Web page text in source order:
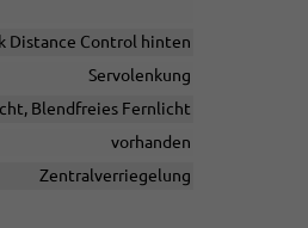
Distance Control hinten
Servolenkung
Blendfreies Fernlicht
vorhanden
Zentralverriegelung